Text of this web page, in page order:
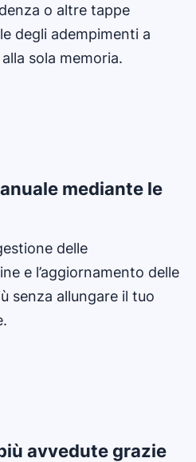
o altre tappe
degli adempimenti a
sola memoria.
mediante le
delle
e l’aggiornamento delle
senza allungare il tuo
avvedute grazie